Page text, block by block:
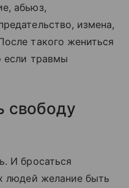
абьюз,
измена,
такого жениться
если травмы
свободу
И бросаться
людей желание быть